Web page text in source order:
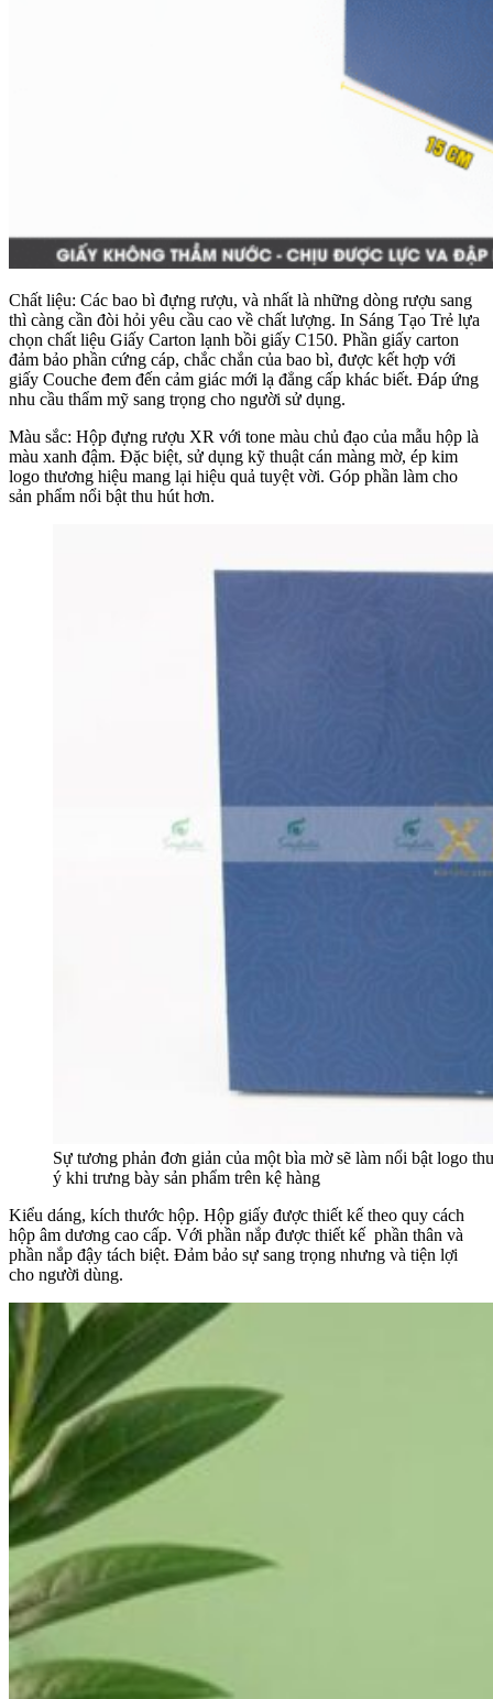
Chất liệu: Các bao bì đựng rượu, và nhất là những dòng rượu sang
thì càng cần đòi hỏi yêu cầu cao về chất lượng. In Sáng Tạo Trẻ lựa
chọn chất liệu Giấy Carton lạnh bồi giấy C150. Phần giấy carton
đảm bảo phần cứng cáp, chắc chắn của bao bì, được kết hợp với
giấy Couche đem đến cảm giác mới lạ đẳng cấp khác biết. Đáp ứng
nhu cầu thẩm mỹ sang trọng cho người sử dụng.
Màu sắc: Hộp đựng rượu XR với tone màu chủ đạo của mẫu hộp là
màu xanh đậm. Đặc biệt, sử dụng kỹ thuật cán màng mờ, ép kim
logo thương hiệu mang lại hiệu quả tuyệt vời. Góp phần làm cho
sản phẩm nổi bật thu hút hơn.
Sự tương phản đơn giản của một bìa mờ sẽ làm nổi bật logo
ý khi trưng bày sản phẩm trên kệ hàng
Kiểu dáng, kích thước hộp. Hộp giấy được thiết kế theo quy cách
hộp âm dương cao cấp. Với phần nắp được thiết kế phần thân và
phần nắp đậy tách biệt. Đảm bảo sự sang trọng nhưng và tiện lợi
cho người dùng.